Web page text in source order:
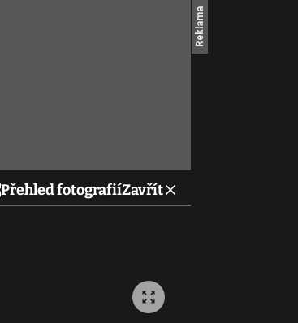
Přehled fotografiíZavřít